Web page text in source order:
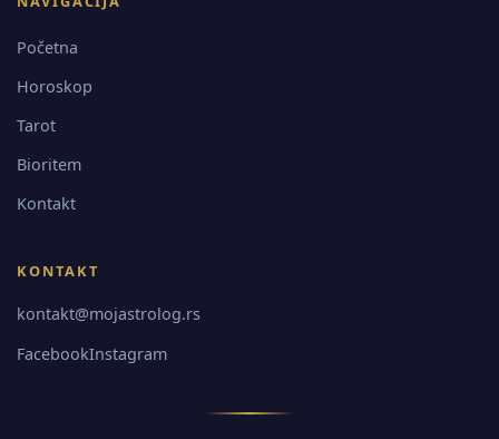
Početna
Horoskop
Tarot
Bioritem
Kontakt
KONTAKT
kontakt@mojastrolog.rs
FacebookInstagram